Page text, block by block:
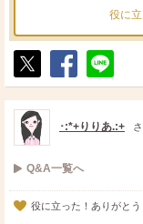
役に立
ポ
ス
ト
シ
ェ
送
る
･:*+りりあ.:+
Q&A一覧へ
役に立った！ありがとう